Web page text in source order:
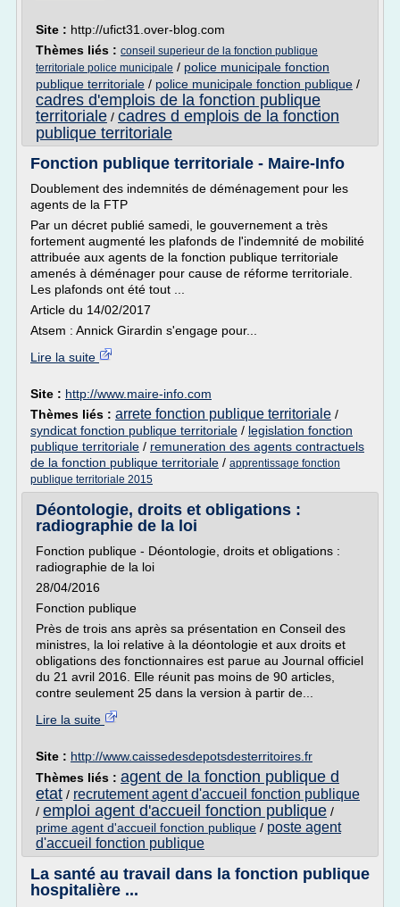
Site : http://ufict31.over-blog.com
Thèmes liés : conseil superieur de la fonction publique
territoriale police municipale / police municipale fonction
publique territoriale / police municipale fonction publique /
cadres d'emplois de la fonction publique
territoriale / cadres d emplois de la fonction
publique territoriale
Fonction publique territoriale - Maire-Info
Doublement des indemnités de déménagement pour les
agents de la FTP
Par un décret publié samedi, le gouvernement a très
fortement augmenté les plafonds de l'indemnité de mobilité
attribuée aux agents de la fonction publique territoriale
amenés à déménager pour cause de réforme territoriale.
Les plafonds ont été tout ...
Article du 14/02/2017
Atsem : Annick Girardin s'engage pour...
Lire la suite
Site : http://www.maire-info.com
Thèmes liés : arrete fonction publique territoriale /
syndicat fonction publique territoriale / legislation fonction
publique territoriale / remuneration des agents contractuels
de la fonction publique territoriale / apprentissage fonction
publique territoriale 2015
Déontologie, droits et obligations :
radiographie de la loi
Fonction publique - Déontologie, droits et obligations :
radiographie de la loi
28/04/2016
Fonction publique
Près de trois ans après sa présentation en Conseil des
ministres, la loi relative à la déontologie et aux droits et
obligations des fonctionnaires est parue au Journal officiel
du 21 avril 2016. Elle réunit pas moins de 90 articles,
contre seulement 25 dans la version à partir de...
Lire la suite
Site : http://www.caissedesdepotsdesterritoires.fr
Thèmes liés : agent de la fonction publique d
etat / recrutement agent d'accueil fonction publique
/ emploi agent d'accueil fonction publique /
prime agent d'accueil fonction publique / poste agent
d'accueil fonction publique
La santé au travail dans la fonction publique
hospitalière ...